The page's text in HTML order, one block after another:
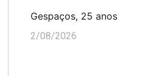
Gespaços, 25 anos
2/08/2026